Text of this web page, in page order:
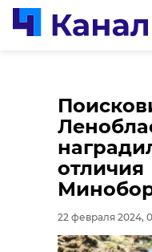
отличия
22 февраля 2024,
леса
21 февраля 2024,